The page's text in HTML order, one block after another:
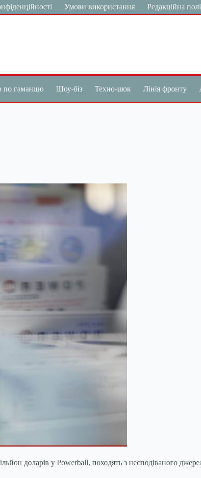
Умови використання Редакційна
по гаманцю Шоу-біз Техно-шок Лінія фронту
доларів у Powerball, походять з несподіваного